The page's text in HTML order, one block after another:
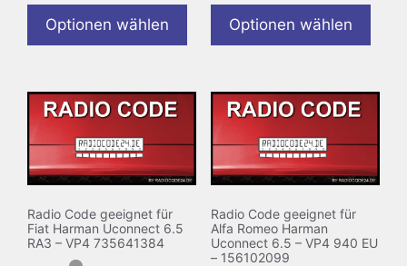
Optionen wählen Optionen wählen
Radio Code geeignet für
Fiat Harman Uconnect 6.5
RA3 – VP4 735641384
Radio Code geeignet für
Alfa Romeo Harman
Uconnect 6.5 – VP4 940 EU
– 156102099